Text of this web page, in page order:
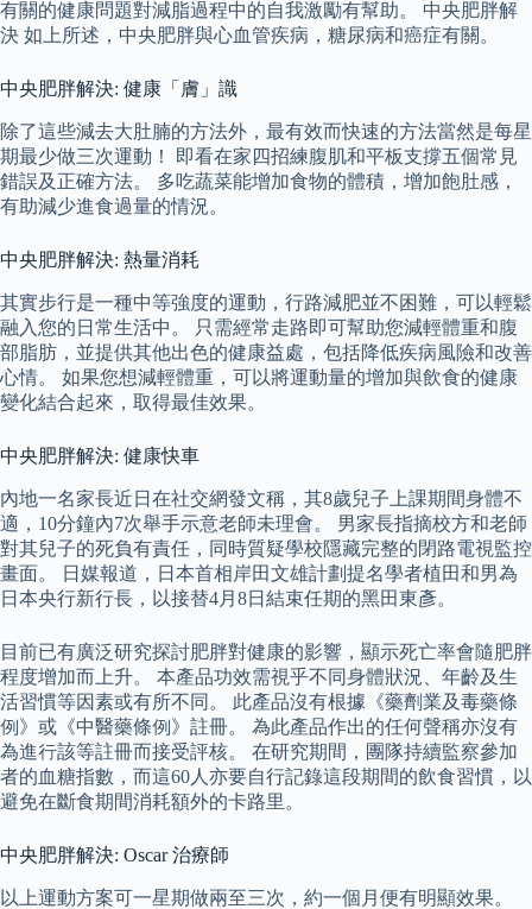
有關的健康問題對減脂過程中的自我激勵有幫助。 中央肥胖解
決 如上所述，中央肥胖與心血管疾病，糖尿病和癌症有關。
中央肥胖解決: 健康「膚」識
除了這些減去大肚腩的方法外，最有效而快速的方法當然是每星
期最少做三次運動！ 即看在家四招練腹肌和平板支撐五個常見
錯誤及正確方法。 多吃蔬菜能增加食物的體積，增加飽肚感，
有助減少進食過量的情況。
中央肥胖解決: 熱量消耗
其實步行是一種中等強度的運動，行路減肥並不困難，可以輕鬆
融入您的日常生活中。 只需經常走路即可幫助您減輕體重和腹
部脂肪，並提供其他出色的健康益處，包括降低疾病風險和改善
心情。 如果您想減輕體重，可以將運動量的增加與飲食的健康
變化結合起來，取得最佳效果。
中央肥胖解決: 健康快車
內地一名家長近日在社交網發文稱，其8歲兒子上課期間身體不
適，10分鐘內7次舉手示意老師未理會。 男家長指摘校方和老師
對其兒子的死負有責任，同時質疑學校隱藏完整的閉路電視監控
畫面。 日媒報道，日本首相岸田文雄計劃提名學者植田和男為
日本央行新行長，以接替4月8日結束任期的黑田東彥。
目前已有廣泛研究探討肥胖對健康的影響，顯示死亡率會隨肥胖
程度增加而上升。 本產品功效需視乎不同身體狀況、年齡及生
活習慣等因素或有所不同。 此產品沒有根據《藥劑業及毒藥條
例》或《中醫藥條例》註冊。 為此產品作出的任何聲稱亦沒有
為進行該等註冊而接受評核。 在研究期間，團隊持續監察參加
者的血糖指數，而這60人亦要自行記錄這段期間的飲食習慣，以
避免在斷食期間消耗額外的卡路里。
中央肥胖解決: Oscar 治療師
以上運動方案可一星期做兩至三次，約一個月便有明顯效果。